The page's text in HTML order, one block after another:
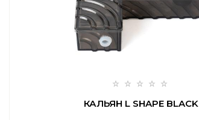
КАЛЬЯН L SHAPE BLACK